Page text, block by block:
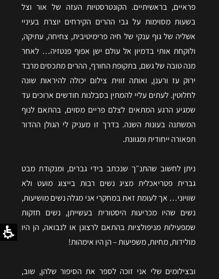
פראיים, בראשיתיים. הקונטרסטיות העזה של אור וצל
בשעות מסוימות על גבי ההרים הקירחים יוצרת בעיניי
אשליה של גוף ענקי של חיה פרימיטיבית, צחיחה, עתיקה,
ולוקחת אותי בדמיון אל עולם ישן אפוף פנטזיה… לאחר
מנה טובה של גשם, בתקופת החורף, ההרים מתכסים מרבד
ירוק עז ורענן, ואותה זווית צילום יכולה להיראות שונה
לחלוטין. לעתים עליי להמתין בסבלנות חודשים ארוכים עד
שמגיע הרגע המתאים לצלם פריים מסוים, בהתאם לנוף
המשתנה בעונות השנה. בדרך זו מעניק לי הגולן ההדור
תפאורה ייחודית ומגוונת.
ניתן לחשוב שהתנ״ך שנכתב בידי גברים, ומנקודת מבט
גברית פטריאכלית מציג נשים רבות בייצוג מועט ולא
שוויוני… אך לעומת זאת במחקרי אני מגלה נשים מושיעות,
נשים שהיו מכריעות היסטורית בעשייתן, נשים חזקות
שמפעילות מניפולציות בהתאם לרצונן או לנבואה, הן היו
מולידות, מחיות, משפיעות – הן היו אימהות!
ובצילומים שלי אני זוכה לספר את הסיפור שלהן, שוב,